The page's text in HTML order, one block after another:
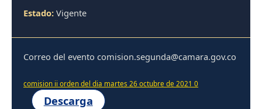
Estado: Vigente
Correo del evento comision.segunda@camara.gov.co
comision ii orden del dia martes 26 octubre de 2021 0
Descarga